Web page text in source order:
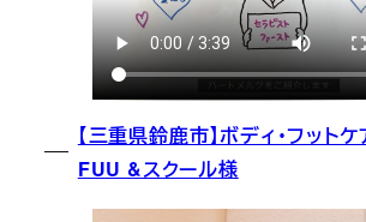
【三重県鈴鹿市】ボディ・フット
FUU &スクール様